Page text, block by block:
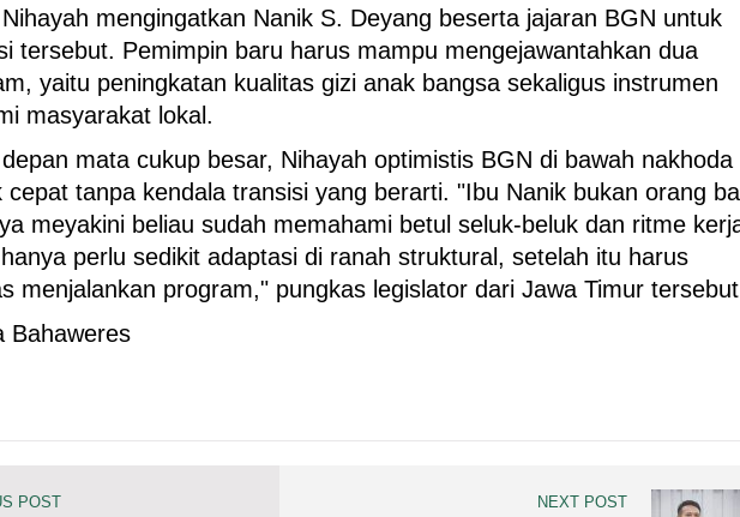
mengingatkan Nanik S. Deyang beserta jajaran BGN untuk
tersebut. Pemimpin baru harus mampu mengejawantahkan dua
yaitu peningkatan kualitas gizi anak bangsa sekaligus instrumen
masyarakat lokal.
mata cukup besar, Nihayah optimistis BGN di bawah nakhoda
cepat tanpa kendala transisi yang berarti. "Ibu Nanik bukan orang
meyakini beliau sudah memahami betul seluk-beluk dan ritme
perlu sedikit adaptasi di ranah struktural, setelah itu harus
menjalankan program," pungkas legislator dari Jawa Timur
Bahaweres
POST NEXT POST